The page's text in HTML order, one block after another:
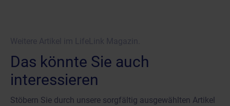
Das könnte Sie auch
interessieren
Stöbern Sie durch unsere sorgfältig ausgewählten Artikel